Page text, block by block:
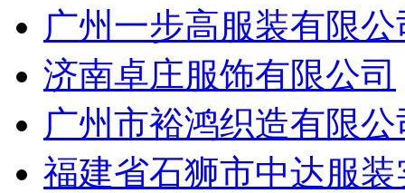
广州一步高服装有限公
济南卓庄服饰有限公司
广州市裕鸿织造有限公
福建省石狮市中达服